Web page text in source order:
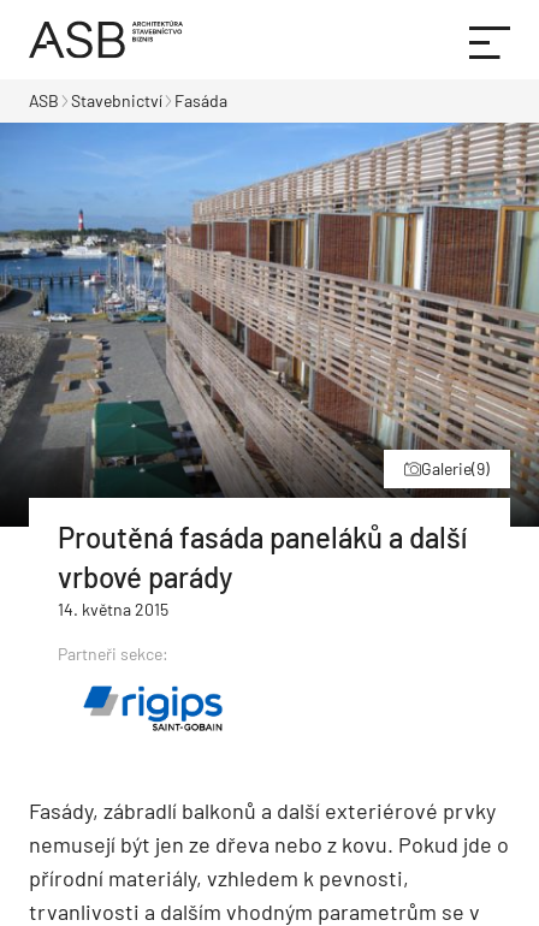
ASB Stavebnictví Fasáda
Galerie(9)
Proutěná fasáda paneláků a další
vrbové parády
14. května 2015
Partneři sekce:
Fasády, zábradlí balkonů a další exteriérové prvky
nemusejí být jen ze dřeva nebo z kovu. Pokud jde o
přírodní materiály, vzhledem k pevnosti,
trvanlivosti a dalším vhodným parametrům se v